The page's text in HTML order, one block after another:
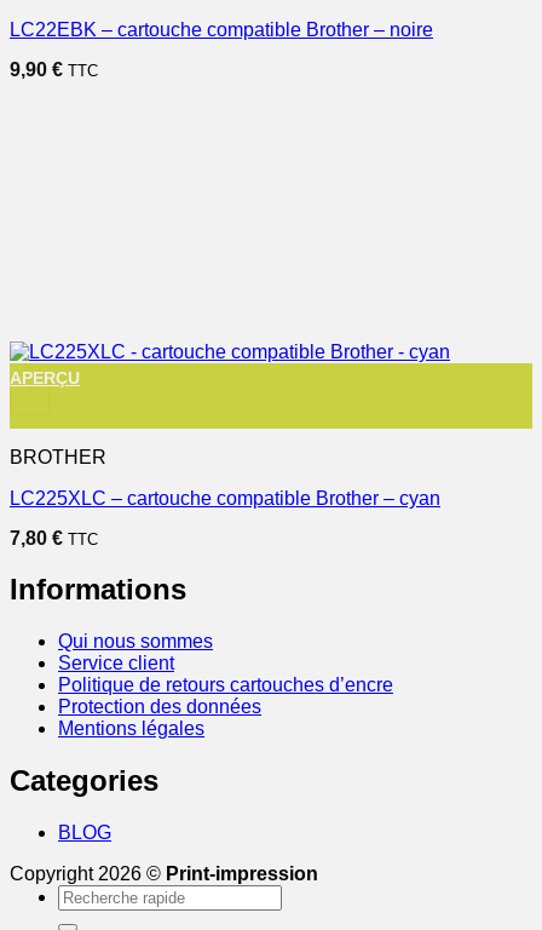
LC22EBK – cartouche compatible Brother – noire
9,90 € TTC
+
APERÇU
BROTHER
LC225XLC – cartouche compatible Brother – cyan
7,80 € TTC
Informations
Qui nous sommes
Service client
Politique de retours cartouches d’encre
Protection des données
Mentions légales
Categories
BLOG
Copyright 2026 © Print-impression
Recherche
pour :